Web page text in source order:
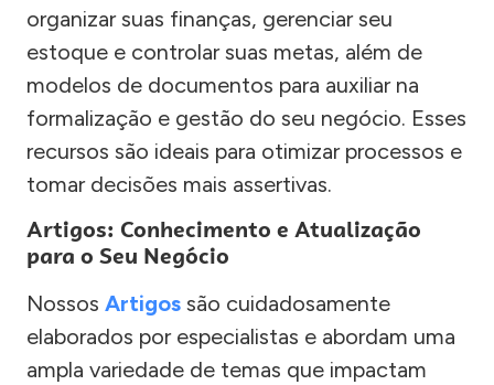
organizar suas finanças, gerenciar seu
estoque e controlar suas metas, além de
modelos de documentos para auxiliar na
formalização e gestão do seu negócio. Esses
recursos são ideais para otimizar processos e
tomar decisões mais assertivas.
Artigos: Conhecimento e Atualização
para o Seu Negócio
Nossos Artigos são cuidadosamente
elaborados por especialistas e abordam uma
ampla variedade de temas que impactam